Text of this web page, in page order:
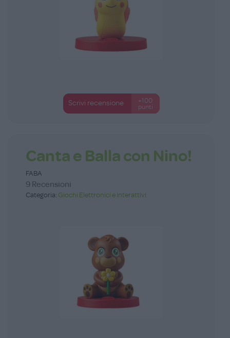
Scrivi recensione
+100
punti
Canta e Balla con Nino!
FABA
9 Recensioni
Categoria: Giochi Elettronici e Interattivi